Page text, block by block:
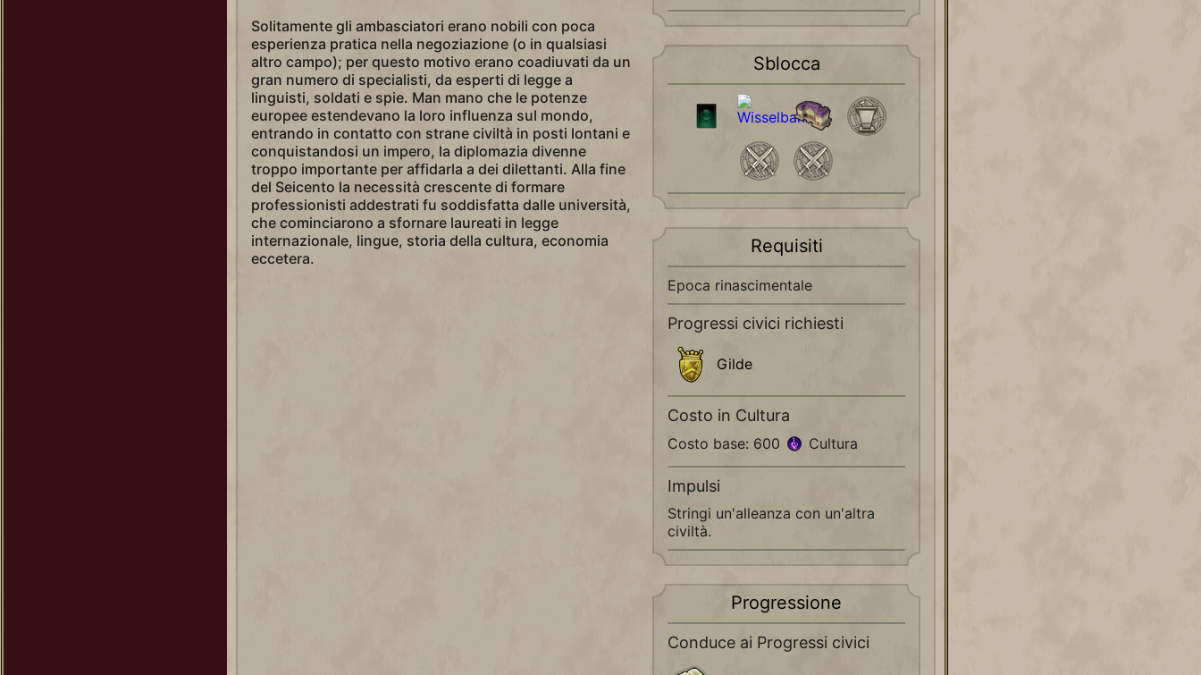
Solitamente gli ambasciatori erano nobili con poca
esperienza pratica nella negoziazione (o in qualsiasi
altro campo); per questo motivo erano coadiuvati da un
gran numero di specialisti, da esperti di legge a
linguisti, soldati e spie. Man mano che le potenze
europee estendevano la loro influenza sul mondo,
entrando in contatto con strane civiltà in posti lontani e
conquistandosi un impero, la diplomazia divenne
troppo importante per affidarla a dei dilettanti. Alla fine
del Seicento la necessità crescente di formare
professionisti addestrati fu soddisfatta dalle università,
che cominciarono a sfornare laureati in legge
internazionale, lingue, storia della cultura, economia
eccetera.
Sblocca
Requisiti
Epoca rinascimentale
Progressi civici richiesti
Gilde
Costo in Cultura
Costo base: 600 Cultura
Impulsi
Stringi un'alleanza con un'altra
civiltà.
Progressione
Conduce ai Progressi civici